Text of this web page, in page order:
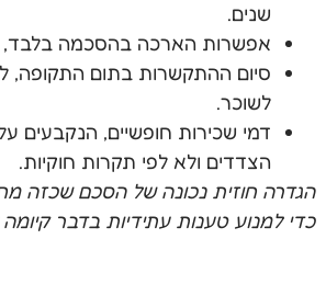
שנים.
אפשרות הארכה בהסכמה בלבד,
סיום ההתקשרות בתום התקופה,
לשוכר.
דמי שכירות חופשיים, הנקבעים
הצדדים ולא לפי תקרות חוקיות.
הגדרה חוזית נכונה של הסכם שכזה
כדי למנוע טענות עתידיות בדבר